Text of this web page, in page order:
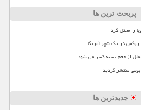
پربحث ترین ها
را مختل کرد
در یک شهر آمریکا
از حجم بسته کسر می شود
منتشر گردید
جدیدترین ها